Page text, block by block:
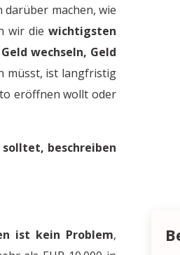
machen, wie
wir die wichtigsten
wechseln, Geld
müsst, ist langfristig
eröffnen wollt oder
solltet, beschreiben
ist kein Problem,